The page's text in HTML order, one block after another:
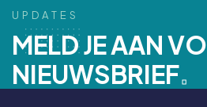
U P D A T E S
MELDJEAANVO
NIEUWSBRIEF.